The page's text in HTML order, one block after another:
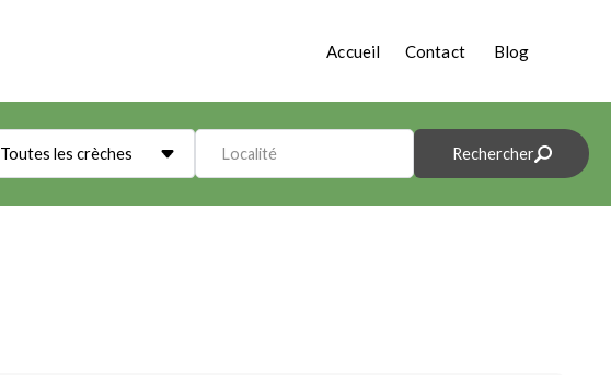
Accueil Contact Blog
Toutes les crèches Localité Rechercher